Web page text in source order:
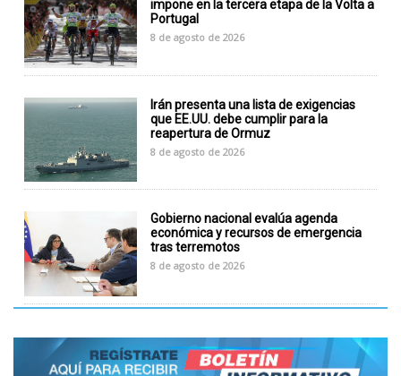
impone en la tercera etapa de la Volta a
Portugal
8 de agosto de 2026
Irán presenta una lista de exigencias
que EE.UU. debe cumplir para la
reapertura de Ormuz
8 de agosto de 2026
Gobierno nacional evalúa agenda
económica y recursos de emergencia
tras terremotos
8 de agosto de 2026